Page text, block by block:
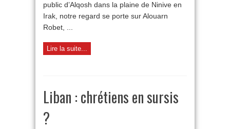
public d’Alqosh dans la plaine de Ninive en
Irak, notre regard se porte sur Alouarn
Robet, ...
Lire la suite...
Liban : chrétiens en sursis
?